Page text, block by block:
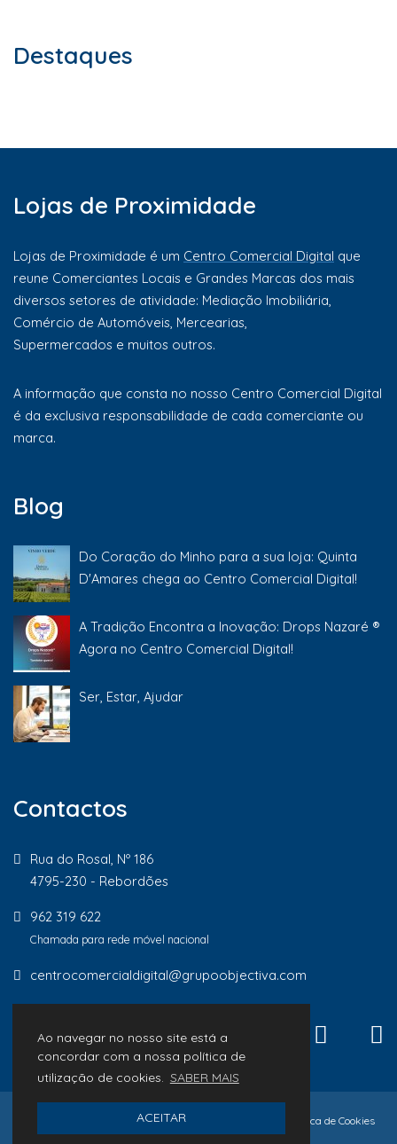
Ao navegar no nosso site está a
concordar com a nossa política de
utilização de cookies. SABER MAIS
ACEITAR
Destaques
Lojas de Proximidade
Lojas de Proximidade é um Centro Comercial Digital que
reune Comerciantes Locais e Grandes Marcas dos mais
diversos setores de atividade: Mediação Imobiliária,
Comércio de Automóveis, Mercearias,
Supermercados e muitos outros.
A informação que consta no nosso Centro Comercial Digital
é da exclusiva responsabilidade de cada comerciante ou
marca.
Blog
Do Coração do Minho para a sua loja: Quinta
D'Amares chega ao Centro Comercial Digital!
A Tradição Encontra a Inovação: Drops Nazaré ®
Agora no Centro Comercial Digital!
Ser, Estar, Ajudar
Contactos
Rua do Rosal, Nº 186
4795-230 - Rebordões
962 319 622
Chamada para rede móvel nacional
centrocomercialdigital@grupoobjectiva.com
© 2026 Lojas de Proximidade Política de Privacidade
Política de Cookies